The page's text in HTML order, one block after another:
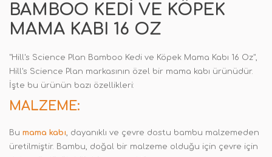
BAMBOO KEDI VE KÖPEK
MAMA KABI 16 OZ
"Hill's Science Plan Bamboo Kedi ve Köpek Mama Kabı 16 Oz",
Hill's Science Plan markasının özel bir mama kabı ürünüdür.
İşte bu ürünün bazı özellikleri:
MALZEME:
Bu mama kabı, dayanıklı ve çevre dostu bambu malzemeden
üretilmiştir. Bambu, doğal bir malzeme olduğu için çevre için